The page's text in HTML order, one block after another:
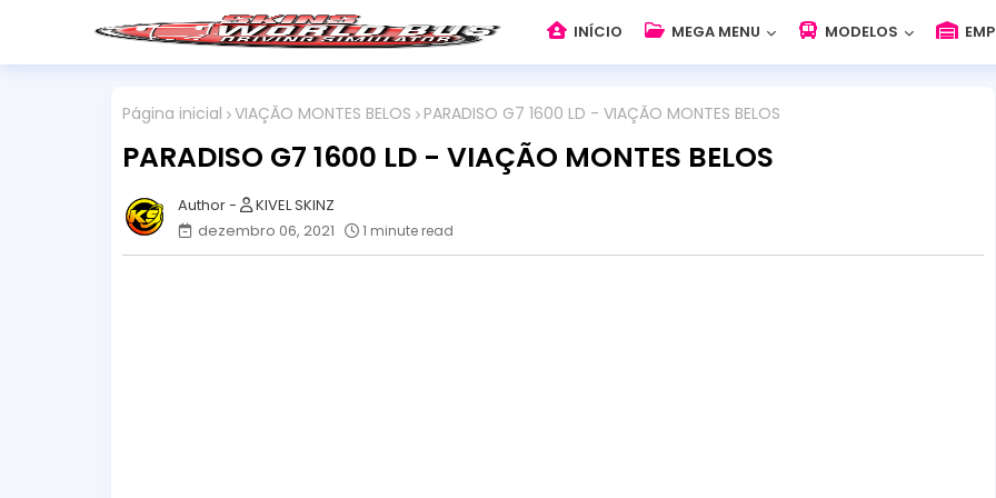
INÍCIO MEGA MENU MODELOS
Página inicial VIAÇÃO MONTES BELOS PARADISO G7 1600 LD - VIAÇÃO MONTES BELOS
PARADISO G7 1600 LD - VIAÇÃO MONTES BELOS
KIVEL SKINZ
dezembro 06, 2021
1 minute read